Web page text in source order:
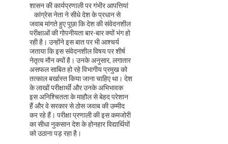
शासन की कार्यप्रणाली पर गंभीर आपत्तियां
कांग्रेस नेता ने सीधे देश के प्रधान से
जवाब मांगते हुए पूछा कि देश की संवेदनशील
परीक्षाओं की गोपनीयता बार-बार क्यों भंग हो
रही है। उन्होंने इस बात पर भी आश्चर्य
जताया कि इस संवेदनशील विषय पर शीर्ष
नेतृत्व मौन क्यों है। उनके अनुसार, लगातार
असफल साबित हो रहे विभागीय प्रमुख को
तत्काल बर्खास्त किया जाना चाहिए था। देश
के लाखों परीक्षार्थी और उनके अभिभावक
इस अनिश्चितता के माहौल से बेहद परेशान
हैं और वे सरकार से ठोस जवाब की उम्मीद
कर रहे हैं। परीक्षा प्रणाली की इस कमजोरी
का सीधा नुकसान देश के होनहार विद्यार्थियों
को उठाना पड़ रहा है।